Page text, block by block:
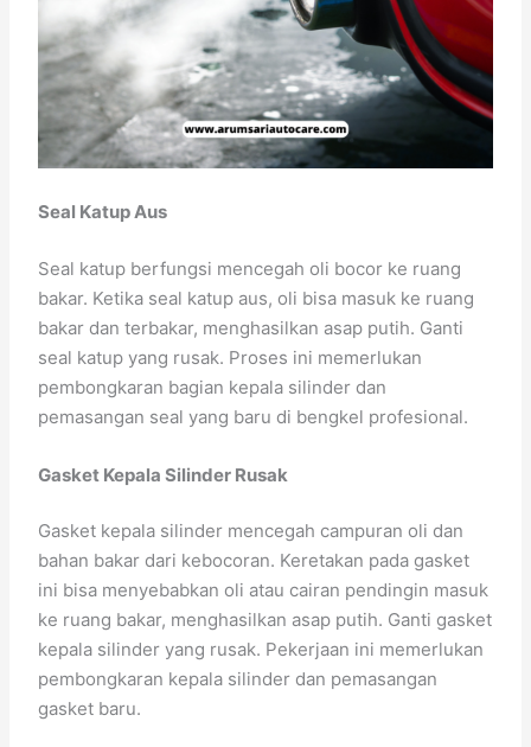
Seal Katup Aus
Seal katup berfungsi mencegah oli bocor ke ruang
bakar. Ketika seal katup aus, oli bisa masuk ke ruang
bakar dan terbakar, menghasilkan asap putih. Ganti
seal katup yang rusak. Proses ini memerlukan
pembongkaran bagian kepala silinder dan
pemasangan seal yang baru di bengkel profesional.
Gasket Kepala Silinder Rusak
Gasket kepala silinder mencegah campuran oli dan
bahan bakar dari kebocoran. Keretakan pada gasket
ini bisa menyebabkan oli atau cairan pendingin masuk
ke ruang bakar, menghasilkan asap putih. Ganti gasket
kepala silinder yang rusak. Pekerjaan ini memerlukan
pembongkaran kepala silinder dan pemasangan
gasket baru.